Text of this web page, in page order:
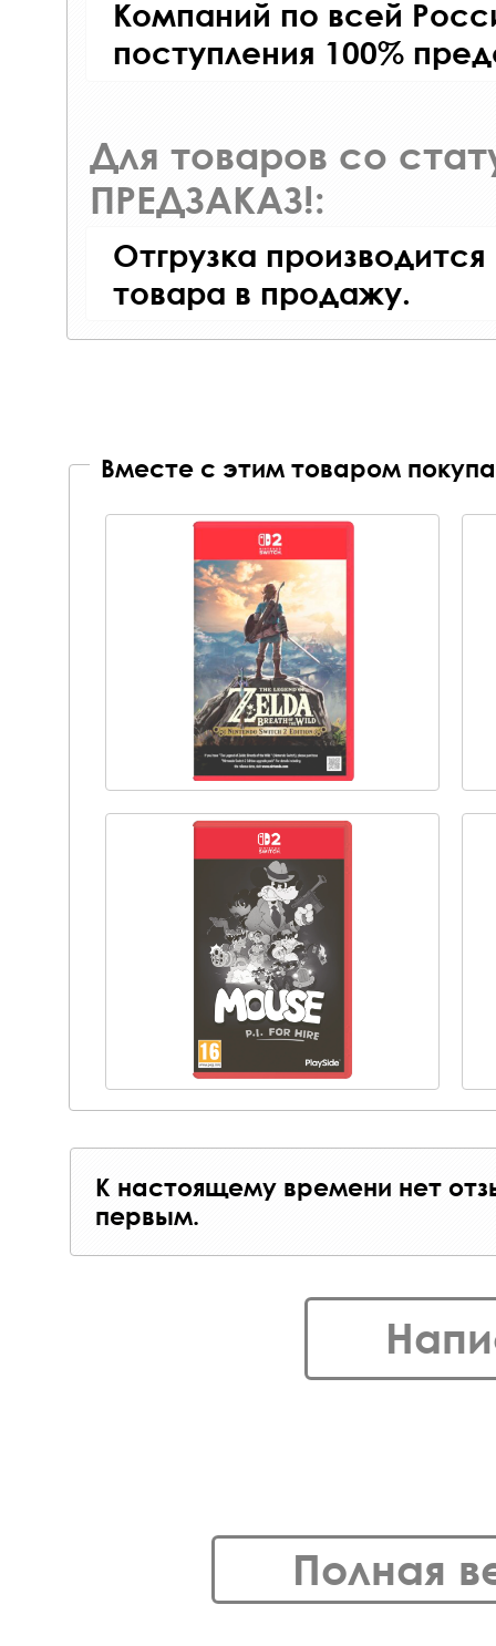
Компаний по всей
поступления 100%
Для товаров со
ПРЕДЗАКАЗ!:
Отгрузка
товара в продажу.
Вместе с этим товаром
К настоящему времени нет
первым.
Полная